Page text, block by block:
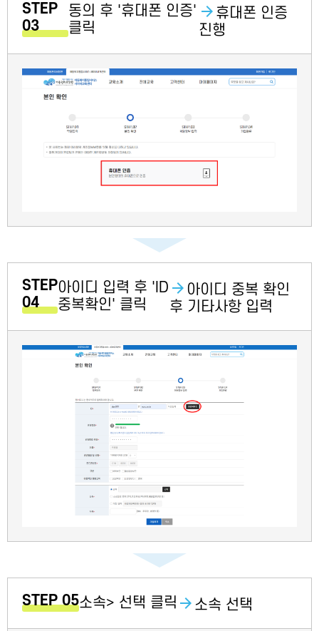
STEP
03
동의 후 '휴대폰 인증'
클릭
휴대폰 인증
진행
STEP
04
아이디 입력 후 'ID
중복확인' 클릭
아이디 중복 확인
후 기타사항 입력
STEP 05소속> 선택 클릭 소속 선택